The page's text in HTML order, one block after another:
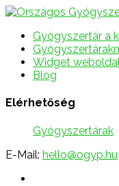
Gyógyszertár a
Widget
Blog
Elérhetőség
Gyógyszertárak
E-Mail: hello@ogyp.hu